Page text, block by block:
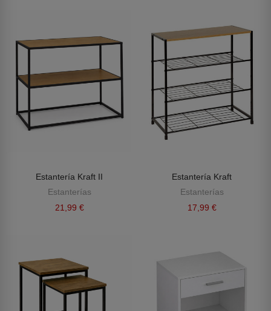
Estantería Kraft II
Estanterías
21,99 €
Estantería Kraft
Estanterías
17,99 €